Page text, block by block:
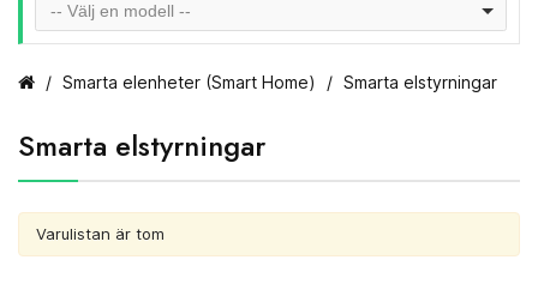
-- Välj en modell --
Smarta elenheter (Smart Home) Smarta elstyrningar
Smarta elstyrningar
Varulistan är tom